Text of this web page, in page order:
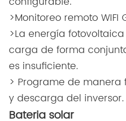
>Monitoreo remoto WIFI
>La energía
carga de forma
es insuficiente.
> Programe de
y descarga del inversor.
Bateria solar